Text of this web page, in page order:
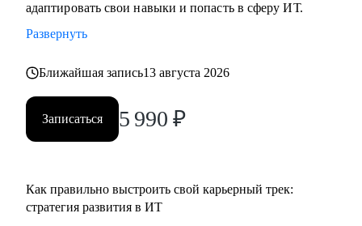
адаптировать свои навыки и попасть в сферу ИТ.
Развернуть
Ближайшая запись13 августа 2026
Записаться 5 990 ₽
Как правильно выстроить свой карьерный трек:
стратегия развития в ИТ